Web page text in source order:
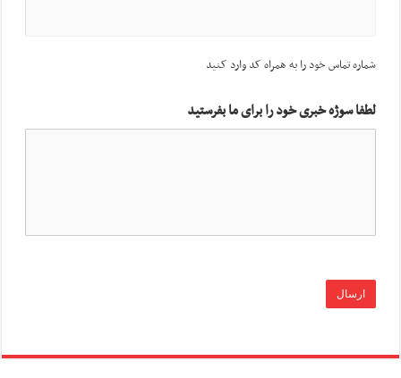
شماره تماس خود را به همراه کد وارد کنید
لطفا سوژه خبری خود را برای ما بفرستید